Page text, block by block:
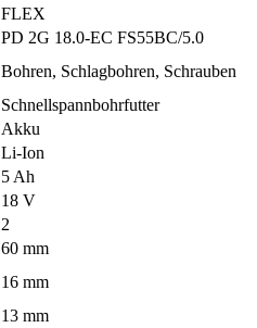
FLEX
PD 2G 18.0-EC FS55BC/5.0
Bohren, Schlagbohren, Schrauben
Schnellspannbohrfutter
Akku
Li-Ion
5 Ah
18 V
2
60 mm
16 mm
13 mm